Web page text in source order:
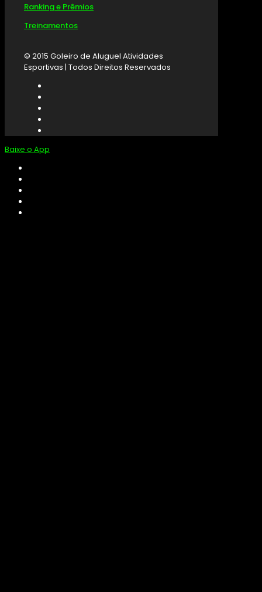
Ranking e Prêmios
Treinamentos
© 2015 Goleiro de Aluguel Atividades
Esportivas | Todos Direitos Reservados
Baixe o App